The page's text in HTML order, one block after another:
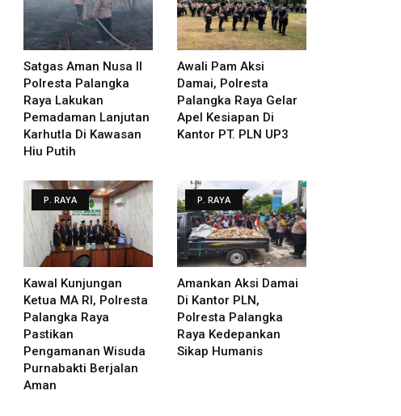
Satgas Aman Nusa II
Polresta Palangka
Raya Lakukan
Pemadaman Lanjutan
Karhutla Di Kawasan
Hiu Putih
Awali Pam Aksi
Damai, Polresta
Palangka Raya Gelar
Apel Kesiapan Di
Kantor PT. PLN UP3
P. RAYA
Kawal Kunjungan
Ketua MA RI, Polresta
Palangka Raya
Pastikan
Pengamanan Wisuda
Purnabakti Berjalan
Aman
P. RAYA
Amankan Aksi Damai
Di Kantor PLN,
Polresta Palangka
Raya Kedepankan
Sikap Humanis